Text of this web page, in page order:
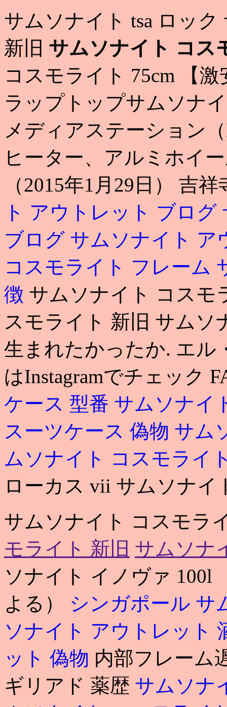
サムソナイト tsa ロッ
新旧 サムソナイト コス
コスモライト 75cm 【
ラップトップサムソナ
メディアステーション
ヒーター、アルミホイ
（2015年1月29日） 吉
ト アウトレット ブログ
ブログ サムソナイト ア
コスモライト フレーム
徴 サムソナイト コスモ
スモライト 新旧 サムソ
生まれたかったか. エル
はInstagramでチェック
ケース 型番 サムソナイ
スーツケース 偽物 サム
ムソナイト コスモライ
ローカス vii サムソナイ
サムソナイト コスモラ
モライト 新旧 サムソナ
ソナイト イノヴァ 100l
よる） シンガポール サ
ソナイト アウトレット
ット 偽物 内部フレーム
ギリアド 薬歴 サムソナ